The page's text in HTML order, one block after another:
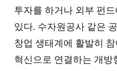
투자를 하거나 외부 펀
있다. 수자원공사 같은
창업 생태계에 활발히
혁신으로 연결하는 개방